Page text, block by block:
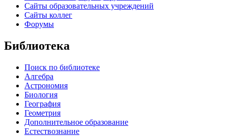
Сайты образовательных учреждений
Сайты коллег
Форумы
Библиотека
Поиск по библиотеке
Алгебра
Астрономия
Биология
География
Геометрия
Дополнительное образование
Естествознание